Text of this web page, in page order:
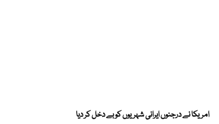
امریکا نے درجنوں ایرانی شہریوں کو بے دخل کر دیا